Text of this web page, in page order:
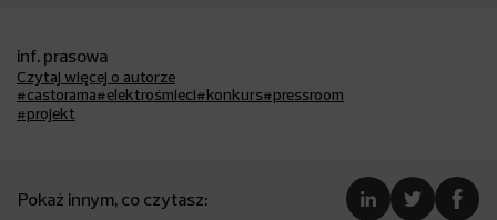
inf. prasowa
Czytaj więcej o autorze
#castorama#elektrośmieci#konkurs#pressroom
#projekt
Pokaż innym, co czytasz: